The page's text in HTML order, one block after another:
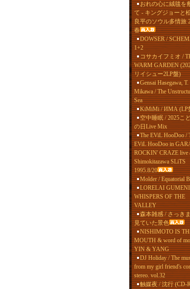
おれの心に絨毯を
て - キングジョーと
良平のソウル多情旅
春
DOWSER /
1+2
コサカイフミオ /
WARM GARDEN
リイシュー2LP盤)
Gensai Hasegawa, T.
Mikawa / The
Sea
KiMiMi / ИМА (LP
空中睡眠 / 2025こ
の日Live Mix
The EViL HooDoo /
EViL HooDoo in
ROCKIN' CRAZE live
Shimokitazawa SLiTS
1995.8/20
Molder / Equatorial
LORELAI
WHISPERS OF THE
VALLEY
森本雑感 / さっき
見ていた景色
NISHIMOTO IS
MOUTH & word of
YIN & YANG
DJ Holiday / The
from my girl friend's
stereo. vol.32
触媒夜 / 沈行 (CD-